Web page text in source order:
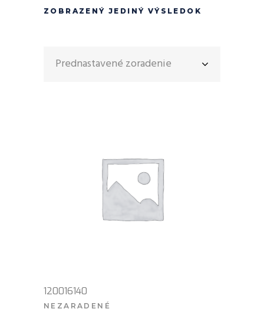
ZOBRAZENÝ JEDINÝ VÝSLEDOK
Prednastavené zoradenie
120016140
NEZARADENÉ